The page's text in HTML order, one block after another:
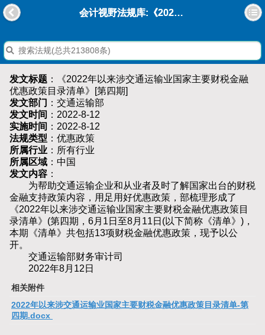
会计视野法规库:《2022年以来涉交通运输业国家主要财税金融优惠政策目录清单》[第四期]
发文标题 ：《2022年以来涉交通运输业国家主要财税金融
优惠政策目录清单》[第四期]
发文部门 ：交通运输部
发文时间 ：2022-8-12
实施时间 ：2022-8-12
法规类型 ：优惠政策
所属行业 ：所有行业
所属区域 ：中国
发文内容 ：
为帮助交通运输企业和从业者及时了解国家出台的财税
金融支持政策内容，用足用好优惠政策，部梳理形成了
《2022年以来涉交通运输业国家主要财税金融优惠政策目
录清单》(第四期，6月1日至8月11日(以下简称《清单》)，
本期《清单》共包括13项财税金融优惠政策，现予以公
开。
交通运输部财务审计司
2022年8月12日
相关附件
2022年以来涉交通运输业国家主要财税金融优惠政策目录清单-第
四期.docx